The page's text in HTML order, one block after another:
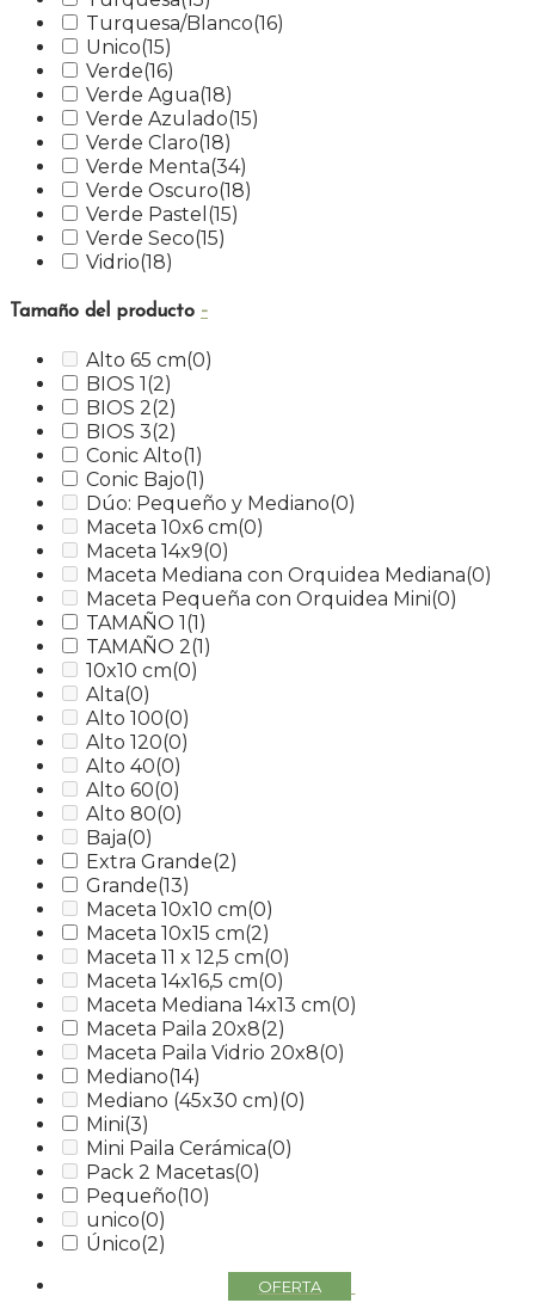
Turquesa/Blanco(16)
Unico(15)
Verde(16)
Verde Agua(18)
Verde Azulado(15)
Verde Claro(18)
Verde Menta(34)
Verde Oscuro(18)
Verde Pastel (15)
Verde Seco(15)
Vidrio(18)
Tamaño del producto -
Alto 65 cm(0)
BIOS 1(2)
BIOS 2(2)
BIOS 3(2)
Conic Alto(1)
Conic Bajo(1)
Dúo: Pequeño y Mediano(0)
Maceta 10x6 cm(0)
Maceta 14x9(0)
Maceta Mediana con Orquidea Mediana(0)
Maceta Pequeña con Orquidea Mini(0)
TAMAÑO 1(1)
TAMAÑO 2(1)
10x10 cm(0)
Alta(0)
Alto 100(0)
Alto 120(0)
Alto 40(0)
Alto 60(0)
Alto 80(0)
Baja(0)
Extra Grande(2)
Grande(13)
Maceta 10x10 cm(0)
Maceta 10x15 cm(2)
Maceta 11 x 12,5 cm(0)
Maceta 14x16,5 cm(0)
Maceta Mediana 14x13 cm(0)
Maceta Paila 20x8(2)
Maceta Paila Vidrio 20x8(0)
Mediano(14)
Mediano (45x30 cm)(0)
Mini(3)
Mini Paila Cerámica(0)
Pack 2 Macetas(0)
Pequeño(10)
unico(0)
Único(2)